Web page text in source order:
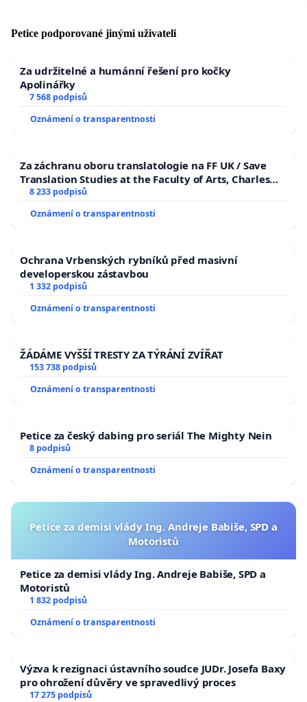
Petice podporované jinými uživateli
Za udržitelné a humánní řešení pro kočky
Apolinářky
7 568 podpisů
Oznámení o transparentnosti
Za záchranu oboru translatologie na FF UK / Save
Translation Studies at the Faculty of Arts, Charles
University
8 233 podpisů
Oznámení o transparentnosti
Ochrana Vrbenských rybníků před masivní
developerskou zástavbou
1 332 podpisů
Oznámení o transparentnosti
ŽÁDÁME VYŠŠÍ TRESTY ZA TÝRÁNÍ ZVÍŘAT
153 738 podpisů
Oznámení o transparentnosti
Petice za český dabing pro seriál The Mighty Nein
8 podpisů
Oznámení o transparentnosti
Petice za demisi vlády Ing. Andreje Babiše, SPD a
Motoristů
Petice za demisi vlády Ing. Andreje Babiše, SPD a
Motoristů
1 832 podpisů
Oznámení o transparentnosti
Výzva k rezignaci ústavního soudce JUDr. Josefa Baxy
pro ohrožení důvěry ve spravedlivý proces
17 275 podpisů